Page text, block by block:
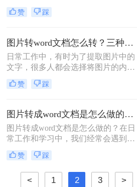
格式的方法，图片文件也不例外，并
且图片转为的WORD文件的使用也比
转为可编辑的WORD该如何操作呢，
下面转转师妹为大家讲解一下如何将
图片转换成word文档。
赞 踩
图片转word文档怎么转？三种转换图片的方法！
日常工作中，有时为了提取图片中的
文字，很多人都会选择将图片的内容
一个字一个字的录入到Word中，费时
费力不说，还总容易出错。图片转
换成可编辑的文字文档，是有不少快
速且好用的方法！今天就来教大家三
招，让你轻轻松松就能完成文字提取
~
赞 踩
图片转成word文档是怎么做的？四种方法任你挑选！
图片转成word文档是怎么做的？在日
常工作和学习中，我们经常会遇到需
要将图片转换成Word文档的情况。在
现代社会，电子文档已经成为了人们
工作和生活中不可缺少的一部分。在
处理文档的过程中，我们常常需要将
赞 踩
< 1 2 3 >